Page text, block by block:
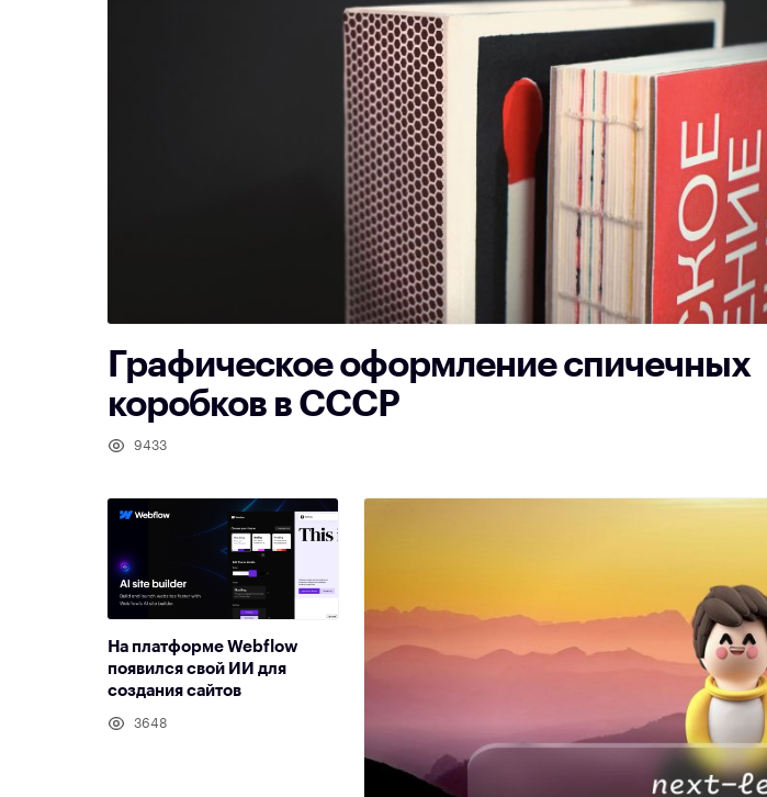
Графическое оформление спичечных
коробков в СССР
9433
На платформе Webflow
появился свой ИИ для
создания сайтов
3648